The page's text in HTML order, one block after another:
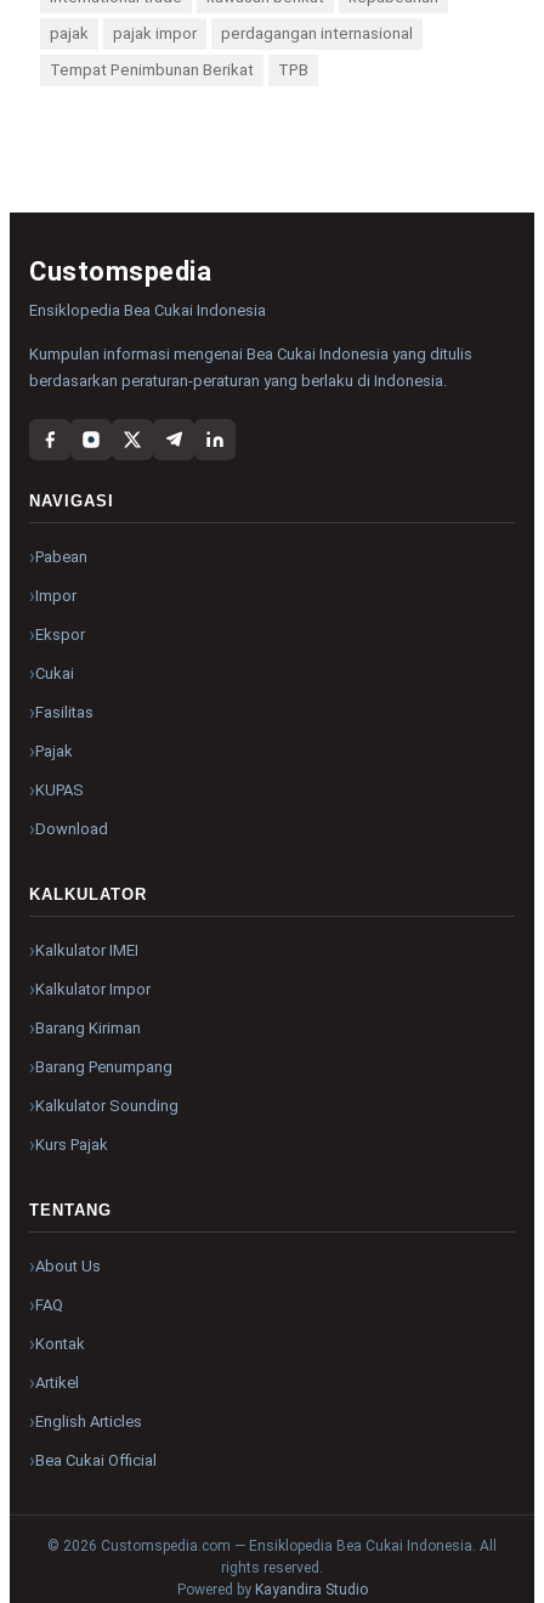
pajak
pajak impor
perdagangan internasional
Tempat Penimbunan Berikat
TPB
Customspedia
Ensiklopedia Bea Cukai Indonesia
Kumpulan informasi mengenai Bea Cukai Indonesia yang ditulis
berdasarkan peraturan-peraturan yang berlaku di Indonesia.
NAVIGASI
Pabean
Impor
Ekspor
Cukai
Fasilitas
Pajak
KUPAS
Download
KALKULATOR
Kalkulator IMEI
Kalkulator Impor
Barang Kiriman
Barang Penumpang
Kalkulator Sounding
Kurs Pajak
TENTANG
About Us
FAQ
Kontak
Artikel
English Articles
Bea Cukai Official
© 2026 Customspedia.com — Ensiklopedia Bea Cukai Indonesia. All
rights reserved.
Powered by Kayandira Studio